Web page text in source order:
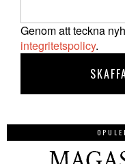
Genom att teckna
integritetspolicy.